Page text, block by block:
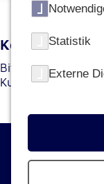
Kein Kurs mit
Bitte gehen Sie zur
Kurs bzw. die
Statistik
Externe